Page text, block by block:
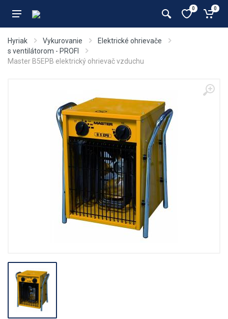
0 0
Hyriak Vykurovanie
Elektrické ohrievače
s ventilátorom - PROFI
Master B5EPB elektrický ohrievač vzduchu